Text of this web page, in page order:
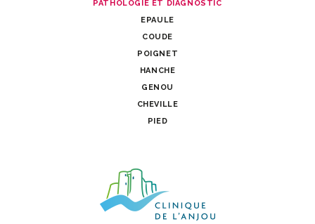
PATHOLOGIE ET DIAGNOSTIC
EPAULE
COUDE
POIGNET
HANCHE
GENOU
CHEVILLE
PIED